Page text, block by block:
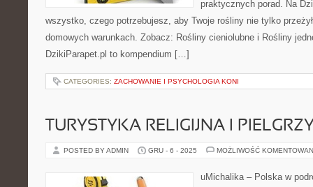
praktycznych porad. Na
wszystko, czego potrzebujesz, aby Twoje rośliny nie tylko
domowych warunkach. Zobacz: Rośliny cieniolubne i Rośliny
DzikiParapet.pl to kompendium […]
CATEGORIES: ZACHOWANIE I PSYCHOLOGIA KONI
TURYSTYKA RELIGIJNA I
POSTED BY ADMIN GRU - 6 - 2025 MOŻLIWOŚĆ
uMichalika – Polska w